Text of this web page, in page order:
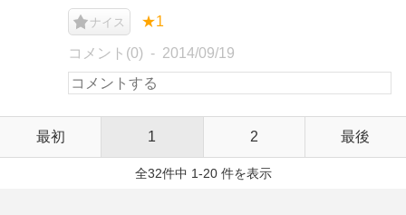
ナイス ★1
コメント(0) 2014/09/19
最初 1 2 最後
全32件中 1-20 件を表示